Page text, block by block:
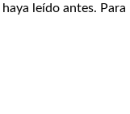
leído antes.